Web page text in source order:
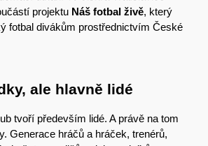
projektu Náš fotbal živě, který
fotbal divákům prostřednictvím České
ale hlavně lidé
tvoří především lidé. A právě na tom
Generace hráčů a hráček, trenérů,